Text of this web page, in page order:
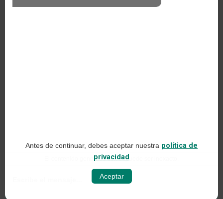
Política de redes sociales
Política de privacidad web
El contenido generado con IA puede ser inexacto.
Antes de continuar, debes aceptar nuestra política de
privacidad
Aceptar